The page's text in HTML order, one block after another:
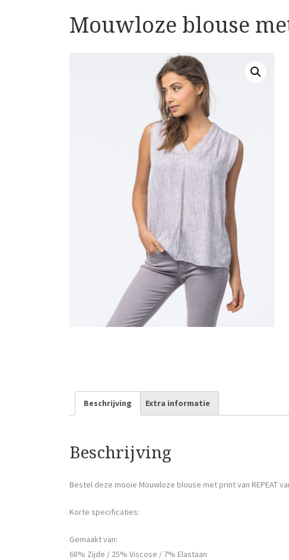
Mouwloze blouse
Beschrijving Extra informatie
Beschrijving
Bestel deze mooie Mouwloze blouse met print van REPEAT
Korte specificaties:
Gemaakt van:
68% Zijde / 25% Viscose / 7% Elastaan